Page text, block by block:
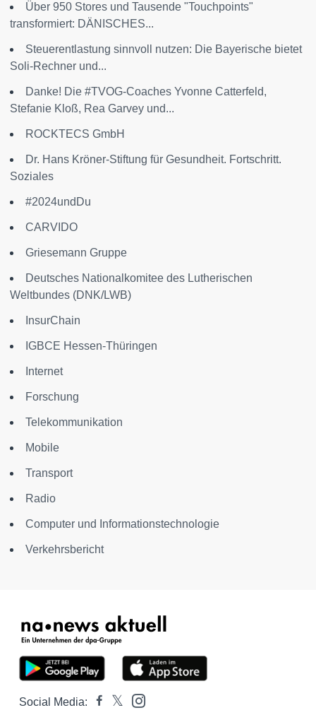
Über 950 Stores und Tausende "Touchpoints"
transformiert: DÄNISCHES...
Steuerentlastung sinnvoll nutzen: Die Bayerische bietet
Soli-Rechner und...
Danke! Die #TVOG-Coaches Yvonne Catterfeld,
Stefanie Kloß, Rea Garvey und...
ROCKTECS GmbH
Dr. Hans Kröner-Stiftung für Gesundheit. Fortschritt.
Soziales
#2024undDu
CARVIDO
Griesemann Gruppe
Deutsches Nationalkomitee des Lutherischen
Weltbundes (DNK/LWB)
InsurChain
IGBCE Hessen-Thüringen
Internet
Forschung
Telekommunikation
Mobile
Transport
Radio
Computer und Informationstechnologie
Verkehrsbericht
Social Media: